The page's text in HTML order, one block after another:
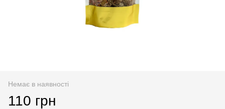
Немає в наявності
110 грн